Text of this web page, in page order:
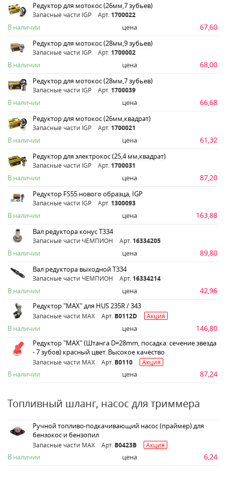
Редуктор для мотокос (26мм,7 зубьев)
Запасные части IGP Арт. 1700022
В наличии цена 67,60
Редуктор для мотокос (28мм,9 зубьев)
Запасные части IGP Арт. 1700002
В наличии цена 68,00
Редуктор для мотокос (28мм,7 зубьев)
Запасные части IGP Арт. 1700039
В наличии цена 66,68
Редуктор для мотокос (26мм,квадрат)
Запасные части IGP Арт. 1700021
В наличии цена 61,32
Редуктор для электрокос (25,4 мм,квадрат)
Запасные части IGP Арт. 1700031
В наличии цена 87,20
Редуктор FS55 нового образца, IGP
Запасные части IGP Арт. 1300093
В наличии цена 163,88
Вал редуктора конус Т334
Запасные части ЧЕМПИОН Арт. 16334205
В наличии цена 89,80
Вал редуктора выходной Т334
Запасные части ЧЕМПИОН Арт. 16334214
В наличии цена 42,96
Редуктор "MAX" для HUS 235R / 343
Запасные части MAX Арт. B0112D Акция
В наличии цена 146,80
Редуктор "MAX" (Штанга D=28mm, посадка: сечение звезда
- 7 зубов) красный цвет. Высокое качество
Запасные части MAX Арт. B0110 Акция
В наличии цена 87,24
Топливный шланг, насос для триммера
Ручной топливо-подкачивающий насос (праймер) для
бензокос и бензопил
Запасные части MAX Арт. B0423B Акция
В наличии цена 6,24